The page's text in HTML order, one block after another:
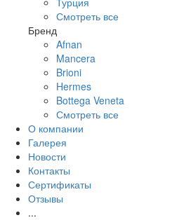
Смотреть все
Бренд
Afnan
Mancera
Brioni
Hermes
Bottega Veneta
Смотреть все
О компании
Галерея
Новости
Контакты
Сертификаты
Отзывы
...